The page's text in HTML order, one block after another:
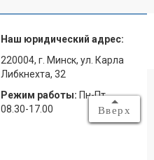
Вверх
Наш юридический адрес:
220004, г. Минск, ул. Карла
Либкнехта, 32
Режим работы: Пн-Пт
08.30-17.00